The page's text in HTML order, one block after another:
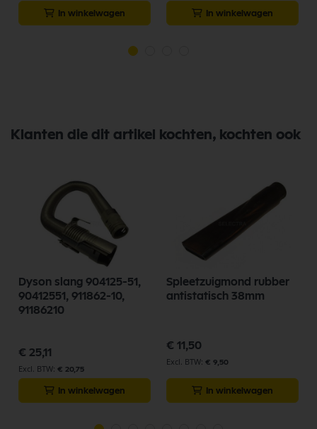
In winkelwagen In winkelwagen
Klanten die dit artikel kochten, kochten ook
Dyson slang 904125-51,
90412551, 911862-10,
91186210
€ 25,11
€ 20,75
In winkelwagen
Spleetzuigmond rubber
antistatisch 38mm
€ 11,50
€ 9,50
In winkelwagen